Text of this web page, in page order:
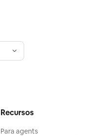
Recursos
Para agents